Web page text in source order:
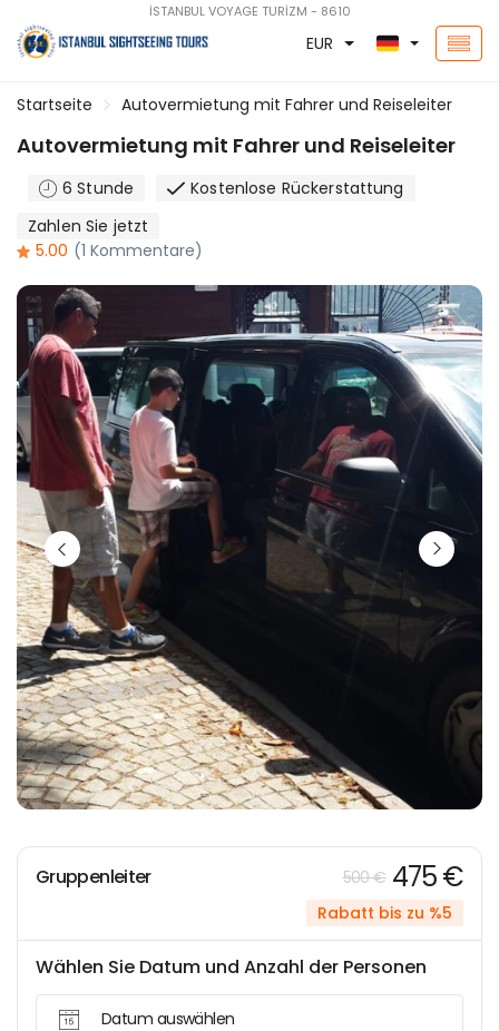
İSTANBUL VOYAGE TURİZM - 8610
EUR
Startseite Autovermietung mit Fahrer und Reiseleiter
Autovermietung mit Fahrer und Reiseleiter
6 Stunde
Kostenlose Rückerstattung
Zahlen Sie jetzt
5.00 (1 Kommentare)
Gruppenleiter 500 € 475 €
Rabatt bis zu %5
Wählen Sie Datum und Anzahl der Personen
Datum auswählen